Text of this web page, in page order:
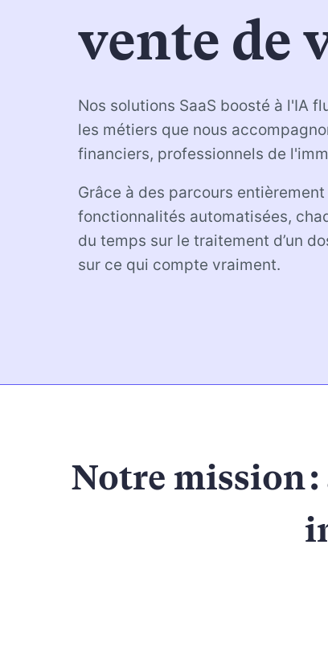
vente de
Nos solutions SaaS boosté à l'IA
les métiers que nous
financiers, professionnels de
Grâce à des parcours
fonctionnalités automatisées,
du temps sur le traitement d’un
sur ce qui compte vraiment.
Notre mission